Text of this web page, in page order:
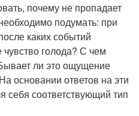
почему не пропадает
подумать: при
каких событий
голода? С чем
ли это ощущение
основании ответов на эти
соответствующий тип